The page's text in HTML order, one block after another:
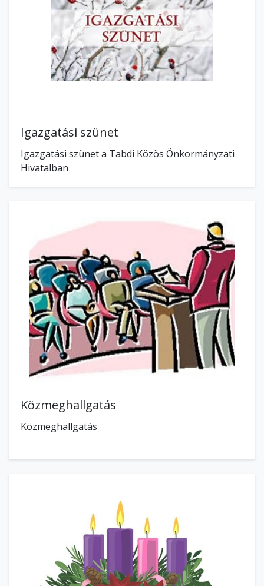
Igazgatási szünet
Igazgatási szünet a Tabdi Közös Önkormányzati
Hivatalban
Közmeghallgatás
Közmeghallgatás